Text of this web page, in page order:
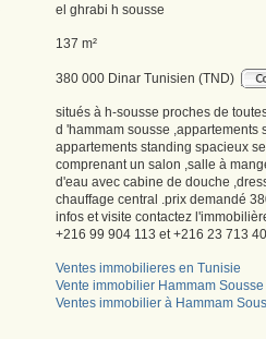
el ghrabi h sousse
137 m²
380 000 Dinar Tunisien (TND)
situés à h-sousse proches de
d 'hammam sousse ,appartements
appartements standing spacieux
comprenant un salon ,salle à
d'eau avec cabine de douche
chauffage central .prix demandé
infos et visite contactez
+216 99 904 113 et +216 23 713
Ventes immobilieres en Tunisie
Vente immobilier Hammam Sousse
Ventes immobilier à Hammam